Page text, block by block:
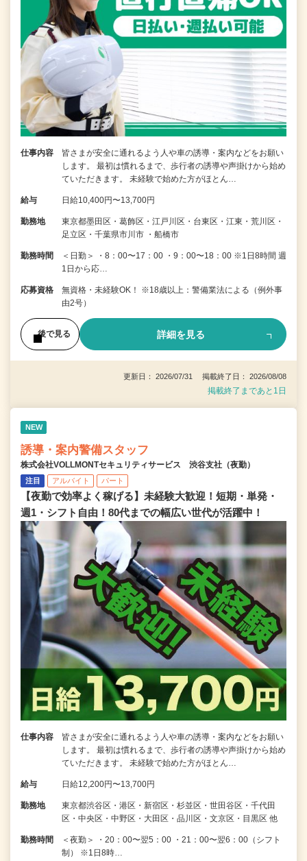
仕事内容
皆さまが安全に通れるよう人や車の誘導・案内などをお願い
します。 最初は慣れるまで、歩行者の誘導や声掛けから始め
ていただきます。 未経験で始めた方がほとん…
給与 日給10,400円〜13,700円
勤務地
東京都墨田区・葛飾区・江戸川区・台東区・江東・荒川区・
足立区・千葉県市川市 ・船橋市
勤務時間
＜日勤＞ ・8：00〜17：00 ・9：00〜18：00 ※1日8時間 週
1日から応…
応募資格
無資格・未経験OK！ ※18歳以上：警備業法による（例外事
由2号）
後で見る 詳細を見る
更新日： 2026/07/31 掲載終了日： 2026/08/08
掲載終了まであと1日
NEW
誘導・案内警備スタッフ
株式会社VOLLMONTセキュリティサービス 渋谷支社（夜勤）
注目 アルバイト パート
【夜勤で効率よく稼げる】未経験大歓迎！短期・単発・
週1・シフト自由！80代までの幅広い世代が活躍中！
仕事内容
皆さまが安全に通れるよう人や車の誘導・案内などをお願い
します。 最初は慣れるまで、歩行者の誘導や声掛けから始め
ていただきます。 未経験で始めた方がほとん…
給与 日給12,200円〜13,700円
勤務地
東京都渋谷区・港区・新宿区・杉並区・世田谷区・千代田
区・中央区・中野区・大田区・品川区・文京区・目黒区 他
勤務時間
＜夜勤＞ ・20：00〜翌5：00 ・21：00〜翌6：00（シフト
制） ※1日8時…